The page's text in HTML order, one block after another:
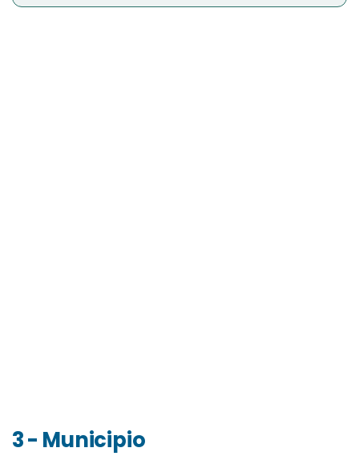
3 - Municipio